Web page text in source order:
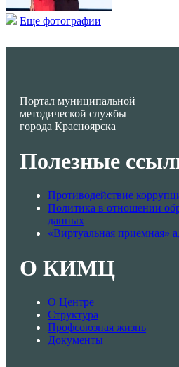
Еще фотографии
Портал муниципальной
методической службы
города Красноярска
Полезные
Противодействие
Политика в отношении
данных
«Виртуальная приемная»
О КИМЦ
О Центре
Структура
Профсоюзная жизнь
Документы